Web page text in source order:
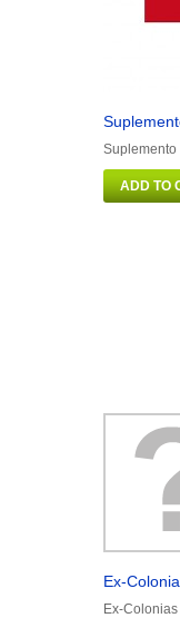
Suplemento
ADD TO
Ex-
Ex-